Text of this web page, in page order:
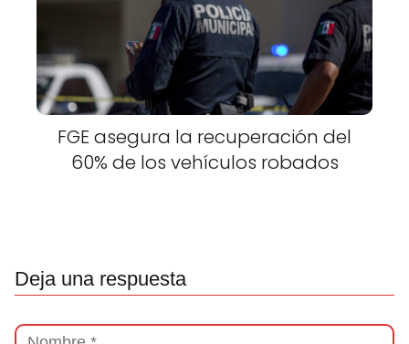
FGE asegura la recuperación del
60% de los vehículos robados
Deja una respuesta